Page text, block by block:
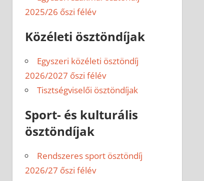
2025/26 őszi félév
Közéleti ösztöndíjak
Egyszeri közéleti ösztöndíj
2026/2027 őszi félév
Tisztségviselői ösztöndíjak
Sport- és kulturális
ösztöndíjak
Rendszeres sport ösztöndíj
2026/27 őszi félév